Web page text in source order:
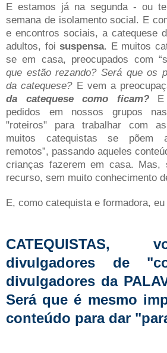
E estamos já na segunda - ou
semana de isolamento social. E
e encontros sociais, a catequese
adultos, foi suspensa. E muitos
se em casa, preocupados com
que estão rezando? Será que os
da catequese? E vem a
da catequese como ficam?
pedidos em nossos grupos
"roteiros" para trabalhar com
muitos catequistas se põem
remotos”, passando aqueles
crianças fazerem em casa. Mas,
recurso, sem muito conhecimento
E, como catequista e formadora, eu
CATEQUISTAS,
divulgadores de
divulgadores da
Será que é mesmo
conteúdo para dar